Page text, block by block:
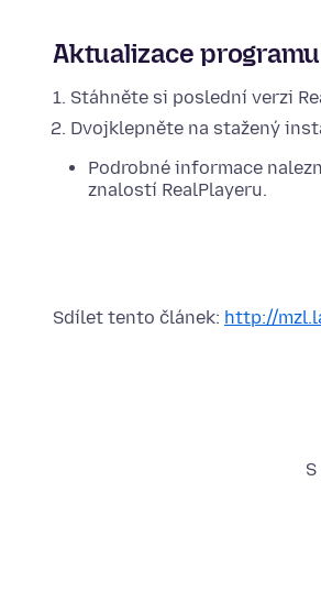
Aktualizace
Stáhněte si poslední verzi
Dvojklepněte na stažený
Podrobné informace
znalostí RealPlayeru.
Sdílet tento článek: http://